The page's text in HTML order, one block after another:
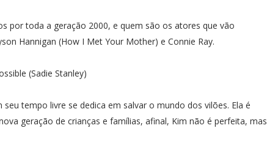
por toda a geração 2000, e quem são os atores que vão
Hannigan (How I Met Your Mother) e Connie Ray.
(Sadie Stanley)
tempo livre se dedica em salvar o mundo dos vilões. Ela é
geração de crianças e famílias, afinal, Kim não é perfeita, mas